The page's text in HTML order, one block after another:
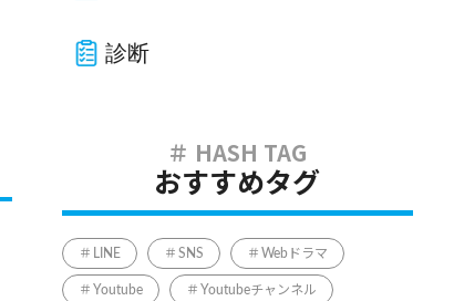
診断
おすすめタグ
LINE SNS Webドラマ
Youtube Youtubeチャンネル